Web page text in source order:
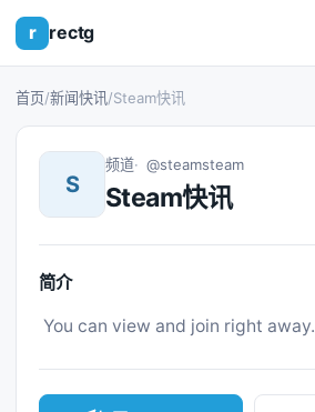
r rectg
首页/新闻快讯/Steam快讯
S
频道 @steamsteam
Steam快讯
简介
You can view and join right away.